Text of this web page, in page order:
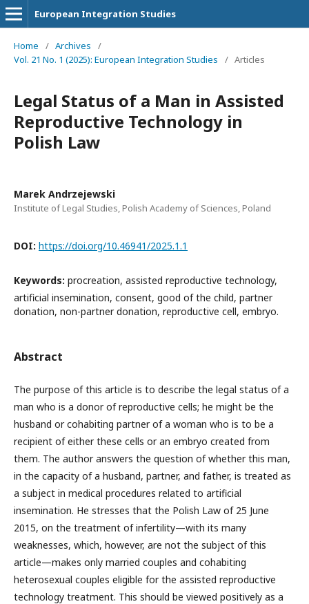
European Integration Studies
Home / Archives
/
Vol. 21 No. 1 (2025): European Integration Studies
/ Articles
Legal Status of a Man in Assisted
Reproductive Technology in
Polish Law
Marek Andrzejewski
Institute of Legal Studies, Polish Academy of Sciences, Poland
DOI: https://doi.org/10.46941/2025.1.1
Keywords: procreation, assisted reproductive technology,
artificial insemination, consent, good of the child, partner
donation, non-partner donation, reproductive cell, embryo.
Abstract
The purpose of this article is to describe the legal status of a
man who is a donor of reproductive cells; he might be the
husband or cohabiting partner of a woman who is to be a
recipient of either these cells or an embryo created from
them. The author answers the question of whether this man,
in the capacity of a husband, partner, and father, is treated as
a subject in medical procedures related to artificial
insemination. He stresses that the Polish Law of 25 June
2015, on the treatment of infertility—with its many
weaknesses, which, however, are not the subject of this
article—makes only married couples and cohabiting
heterosexual couples eligible for the assisted reproductive
technology treatment. This should be viewed positively as a